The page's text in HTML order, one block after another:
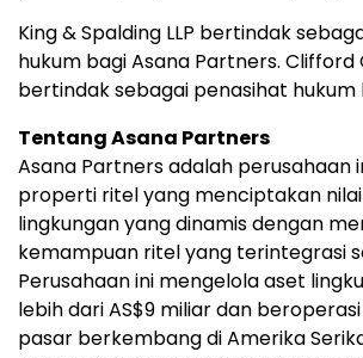
King & Spalding LLP bertindak
hukum bagi Asana Partners. Clifford
bertindak sebagai penasihat hukum
Tentang Asana Partners
Asana Partners adalah perusahaan
properti ritel yang menciptakan
lingkungan yang dinamis dengan
kemampuan ritel yang terintegrasi
Perusahaan ini mengelola aset
lebih dari AS$9 miliar dan
pasar berkembang di Amerika